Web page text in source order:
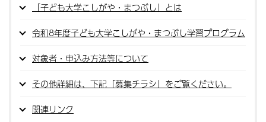
「子ども大学こしがや・まつぶし」とは
令和8年度子ども大学こしがや・まつぶし学習プログラム
対象者・申込み方法等について
その他詳細は、下記「募集チラシ」をご覧ください。
関連リンク